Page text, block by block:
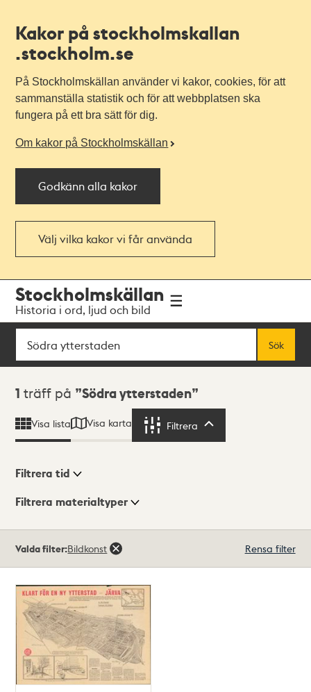
Kakor på stockholmskallan
.stockholm.se
På Stockholmskällan använder vi kakor, cookies, för att
sammanställa statistik och för att webbplatsen ska
fungera på ett bra sätt för dig.
Om kakor på Stockholmskällan
Godkänn alla kakor
Välj vilka kakor vi får använda
navigationen
huvudinnehållet
Stockholmskällan
Historia i ord, ljud och bild
Sök
Sök
Sökresultat
1 träff på Södra ytterstaden
Visa lista Visa karta Filtrera
Visningsläge
Filtrera tid
Filtrera materialtyper
träffar
Valda filter:Bildkonst Rensa filter